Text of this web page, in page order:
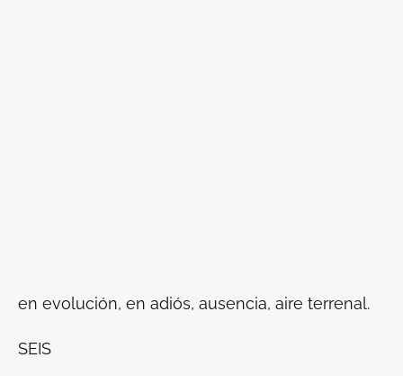
en evolución, en adiós, ausencia, aire terrenal.
SEIS